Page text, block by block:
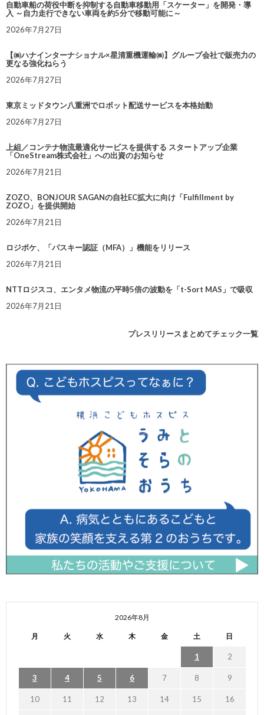
自動車船の荷役中断を抑制する自動車移動用「スケーター」を開発・導
入 ～自力走行できない車両を約5分で移動可能に～
2026年7月27日
【㈱ハナインターナショナル×星清重機運輸㈱】グループ会社で販売力の
更なる強化ねらう
2026年7月27日
東京ミッドタウン八重洲でロボット配送サービスを本格始動
2026年7月27日
上組／コンテナ物流最適化サービスを提供する スタートアップ企業
「OneStream株式会社」への出資のお知らせ
2026年7月21日
ZOZO、BONJOUR SAGANの自社EC拡大に向け「Fulfillment by
ZOZO」を提供開始
2026年7月21日
ロジポケ、「パスキー認証（MFA）」機能をリリース
2026年7月21日
NTTロジスコ、エンタメ物流の平時5倍の波動を「t-Sort MAS」で吸収
2026年7月21日
プレスリリースまとめてチェック一覧
2026年8月
月 火 水 木 金 土 日
1 2
3 4 5 6 7 8 9
10 11 12 13 14 15 16